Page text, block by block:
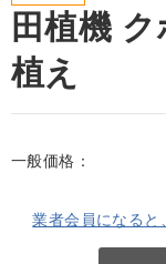
田植機
植え
一般価格：
業者会員になると